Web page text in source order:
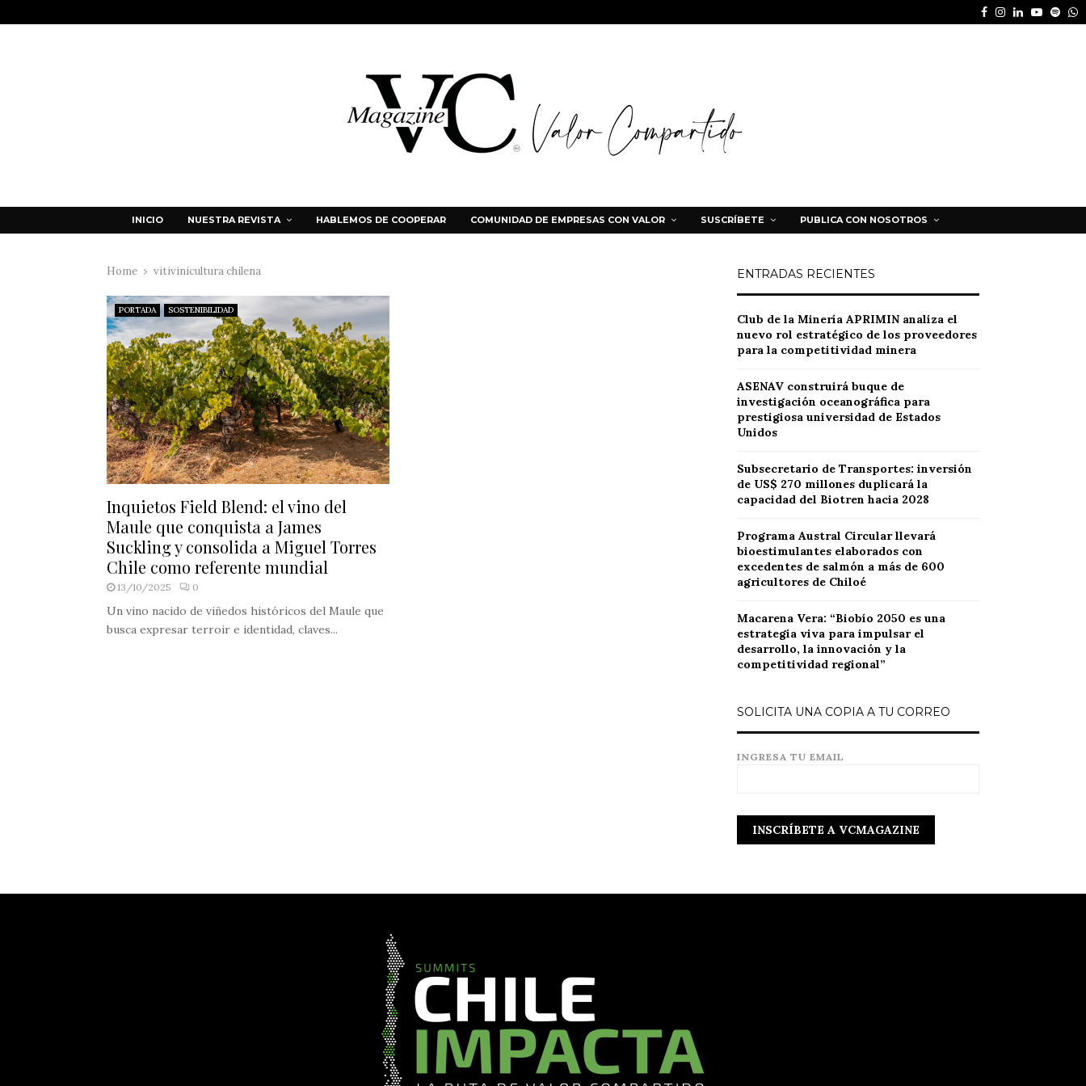
Facebook
Instagram
LinkedinYoutube
INICIO NUESTRA REVISTA HABLEMOS DE COOPERAR COMUNIDAD DE EMPRESAS CON VALOR SUSCRÍBETE PUBLICA CON NOSOTROS
Home vitivinicultura chilena
PORTADA SOSTENIBILIDAD
Inquietos Field Blend: el vino del
Maule que conquista a James
Suckling y consolida a Miguel Torres
Chile como referente mundial
13/10/2025 0
Un vino nacido de viñedos históricos del Maule que
busca expresar terroir e identidad, claves...
ENTRADAS RECIENTES
Club de la Minería APRIMIN analiza el
nuevo rol estratégico de los proveedores
para la competitividad minera
ASENAV construirá buque de
investigación oceanográfica para
prestigiosa universidad de Estados
Unidos
Subsecretario de Transportes: inversión
de US$ 270 millones duplicará la
capacidad del Biotren hacia 2028
Programa Austral Circular llevará
bioestimulantes elaborados con
excedentes de salmón a más de 600
agricultores de Chiloé
Macarena Vera: “Biobío 2050 es una
estrategia viva para impulsar el
desarrollo, la innovación y la
competitividad regional”
SOLICITA UNA COPIA A TU CORREO
INGRESA TU EMAIL